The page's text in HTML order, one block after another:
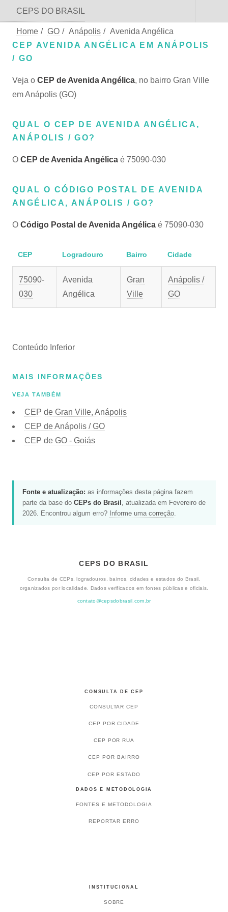
CEPS DO BRASIL
Home / GO / Anápolis / Avenida Angélica
CEP AVENIDA ANGÉLICA EM ANÁPOLIS
/ GO
Veja o CEP de Avenida Angélica, no bairro Gran Ville
em Anápolis (GO)
QUAL O CEP DE AVENIDA ANGÉLICA,
ANÁPOLIS / GO?
O CEP de Avenida Angélica é 75090-030
QUAL O CÓDIGO POSTAL DE AVENIDA
ANGÉLICA, ANÁPOLIS / GO?
O Código Postal de Avenida Angélica é 75090-030
CEP Logradouro Bairro Cidade
75090-
030
Avenida
Angélica
Gran
Ville
Anápolis /
GO
Conteúdo Inferior
MAIS INFORMAÇÕES
VEJA TAMBÉM
CEP de Gran Ville, Anápolis
CEP de Anápolis / GO
CEP de GO - Goiás
Fonte e atualização: as informações desta página fazem
parte da base do CEPs do Brasil , atualizada em Fevereiro de
2026. Encontrou algum erro? Informe uma correção.
CEPS DO BRASIL
Consulta de CEPs, logradouros, bairros, cidades e estados do Brasil,
organizados por localidade. Dados verificados em fontes públicas e oficiais.
contato@cepsdobrasil.com.br
CONSULTA DE CEP
CONSULTAR CEP
CEP POR CIDADE
CEP POR RUA
CEP POR BAIRRO
CEP POR ESTADO
DADOS E METODOLOGIA
FONTES E METODOLOGIA
REPORTAR ERRO
INSTITUCIONAL
SOBRE